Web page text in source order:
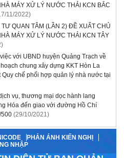
MÁY XỬ LÝ NƯỚC THẢI KCN BẮC
11/2022)
QUAN TÂM (LẦN 2) ĐỀ XUẤT CHỦ
MÁY XỬ LÝ NƯỚC THẢI KCN TÂY
với UBND huyện Quảng Trạch về
chung xây dựng KKT Hòn La
chế phối hợp quản lý nhà nước tại
vụ, thương mại dọc hành lang
Hóa đến giao với đường Hồ Chí
500 (29/10/2021)
PHẢN ÁNH KIẾN NGHỊ
NHẬP